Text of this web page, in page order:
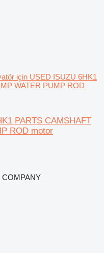
için USED ISUZU 6HK1
WATER PUMP ROD
PARTS CAMSHAFT
ROD motor